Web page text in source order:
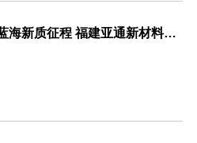
踏寻红色研学之路，奋楫蓝海新质征程 福建亚通新材料科技股份有限公司党支部联合福建省渔业行业协会党支部开展主题共建活动